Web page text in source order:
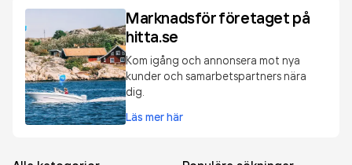
Marknadsför företaget på
hitta.se
Kom igång och annonsera mot nya
kunder och samarbetspartners nära
dig.
Läs mer här